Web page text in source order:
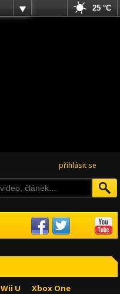
přihlásit se
Wii U
Xbox One
25 °C